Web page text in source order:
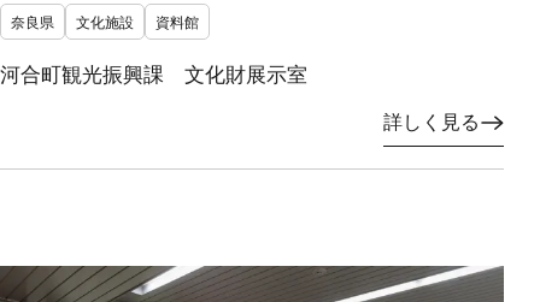
奈良県 文化施設 資料館
河合町観光振興課 文化財展示室
詳しく見る